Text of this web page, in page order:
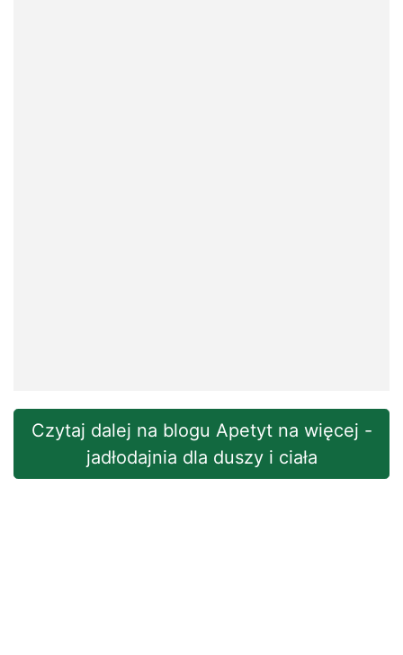
Czytaj dalej na blogu Apetyt na więcej -
jadłodajnia dla duszy i ciała